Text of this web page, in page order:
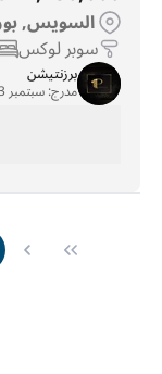
السويس,
سوبر لوكس
برزنتيشن
مدرج:سبتمبر 3, 2025